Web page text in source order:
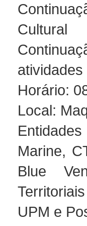
Cultural
Horário:
Local:
Marine,
Blue
UPM e